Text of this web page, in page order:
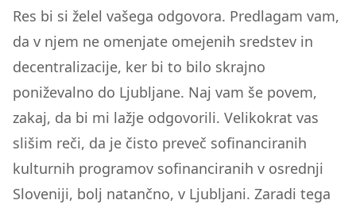
Res bi si želel vašega odgovora. Predlagam vam,
da v njem ne omenjate omejenih sredstev in
decentralizacije, ker bi to bilo skrajno
poniževalno do Ljubljane. Naj vam še povem,
zakaj, da bi mi lažje odgovorili. Velikokrat vas
slišim reči, da je čisto preveč sofinanciranih
kulturnih programov sofinanciranih v osrednji
Sloveniji, bolj natančno, v Ljubljani. Zaradi tega